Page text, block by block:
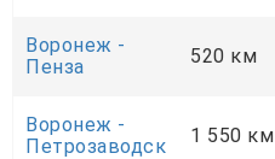
Воронеж -
Пенза
520 км
Воронеж -
Петрозаводск
1 550 км